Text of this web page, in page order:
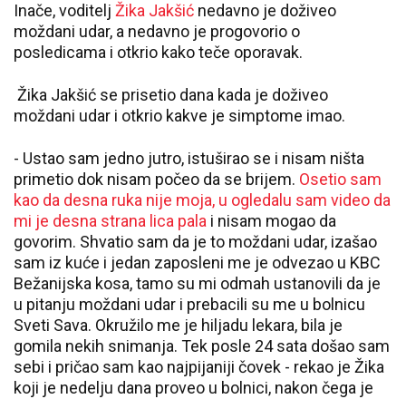
Inače, voditelj Žika Jakšić nedavno je doživeo
moždani udar, a nedavno je progovorio o
posledicama i otkrio kako teče oporavak.
Žika Jakšić se prisetio dana kada je doživeo
moždani udar i otkrio kakve je simptome imao.
- Ustao sam jedno jutro, istuširao se i nisam ništa
primetio dok nisam počeo da se brijem. Osetio sam
kao da desna ruka nije moja, u ogledalu sam video da
mi je desna strana lica pala i nisam mogao da
govorim. Shvatio sam da je to moždani udar, izašao
sam iz kuće i jedan zaposleni me je odvezao u KBC
Bežanijska kosa, tamo su mi odmah ustanovili da je
u pitanju moždani udar i prebacili su me u bolnicu
Sveti Sava. Okružilo me je hiljadu lekara, bila je
gomila nekih snimanja. Tek posle 24 sata došao sam
sebi i pričao sam kao najpijaniji čovek - rekao je Žika
koji je nedelju dana proveo u bolnici, nakon čega je